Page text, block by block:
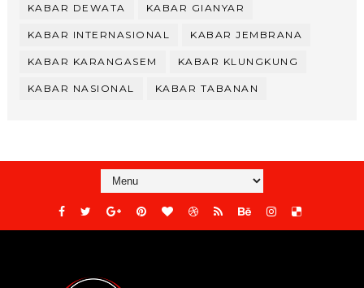
KABAR DEWATA KABAR GIANYAR
KABAR INTERNASIONAL KABAR JEMBRANA
KABAR KARANGASEM KABAR KLUNGKUNG
KABAR NASIONAL KABAR TABANAN